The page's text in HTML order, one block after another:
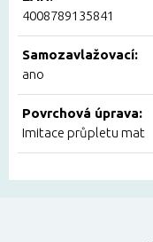
4008789135841
Samozavlažovací:
ano
Povrchová úprava:
Imitace průpletu mat